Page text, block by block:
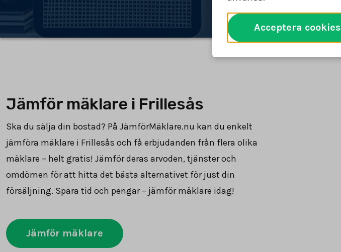
Jämför mäklare i Frillesås
Ska du sälja din bostad? På JämförMäklare.nu kan du enkelt
jämföra mäklare i Frillesås och få erbjudanden från flera olika
mäklare – helt gratis! Jämför deras arvoden, tjänster och
omdömen för att hitta det bästa alternativet för just din
försäljning. Spara tid och pengar – jämför mäklare idag!
Jämför mäklare
Acceptera cookies